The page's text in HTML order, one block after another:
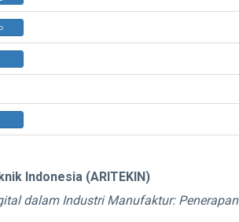
Indonesia (ARITEKIN)
dalam Industri Manufaktur: Penerapan